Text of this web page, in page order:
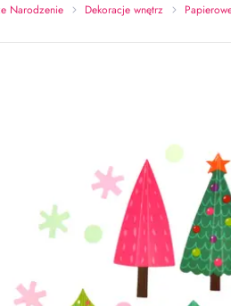
Narodzenie Dekoracje wnętrz